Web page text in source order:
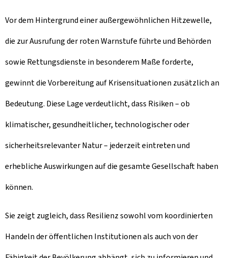
Vor dem Hintergrund einer außergewöhnlichen Hitzewelle,
die zur Ausrufung der roten Warnstufe führte und Behörden
sowie Rettungsdienste in besonderem Maße forderte,
gewinnt die Vorbereitung auf Krisensituationen zusätzlich an
Bedeutung. Diese Lage verdeutlicht, dass Risiken – ob
klimatischer, gesundheitlicher, technologischer oder
sicherheitsrelevanter Natur – jederzeit eintreten und
erhebliche Auswirkungen auf die gesamte Gesellschaft haben
können.
Sie zeigt zugleich, dass Resilienz sowohl vom koordinierten
Handeln der öffentlichen Institutionen als auch von der